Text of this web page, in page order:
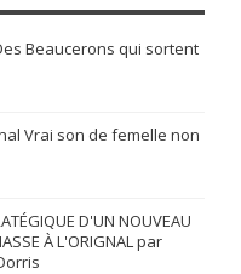
Beaucerons qui sortent
Vrai son de femelle non
D'UN NOUVEAU
À L'ORIGNAL par